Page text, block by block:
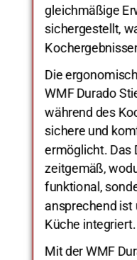
gleichmäßige
sichergestellt,
Die
WMF Durado
während des
sichere und
ermöglicht. Das
zeitgemäß,
funktional,
ansprechend ist
Küche integriert.
Mit der WMF